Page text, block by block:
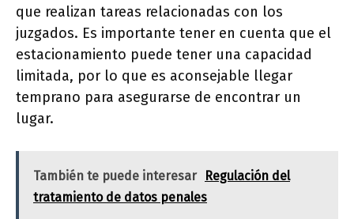
que realizan tareas relacionadas con los
juzgados. Es importante tener en cuenta que el
estacionamiento puede tener una capacidad
limitada, por lo que es aconsejable llegar
temprano para asegurarse de encontrar un
lugar.
También te puede interesar
Regulación del
tratamiento de datos penales